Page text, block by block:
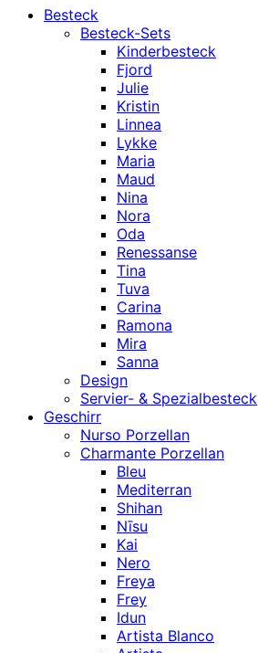
Besteck
Besteck-Sets
Kinderbesteck
Fjord
Julie
Kristin
Linnea
Lykke
Maria
Maud
Nina
Nora
Oda
Renessanse
Tina
Tuva
Carina
Ramona
Mira
Sanna
Design
Servier- & Spezialbesteck
Geschirr
Nurso Porzellan
Charmante Porzellan
Bleu
Mediterran
Shihan
Nīsu
Kai
Nero
Freya
Frey
Idun
Artista Blanco